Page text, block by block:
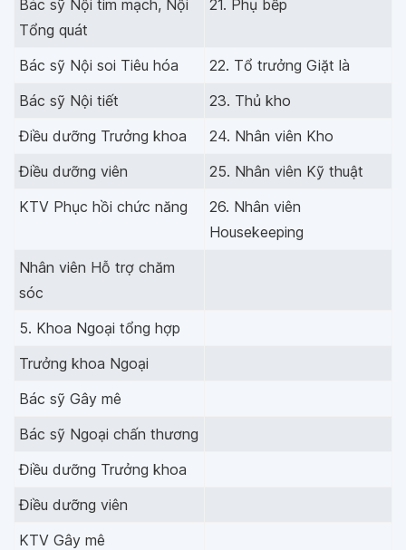
Bác sỹ Nội tim mạch, Nội
Tổng quát
21. Phụ bếp
Bác sỹ Nội soi Tiêu hóa
22. Tổ trưởng Giặt là
Bác sỹ Nội tiết
23. Thủ kho
Điều dưỡng Trưởng khoa
24. Nhân viên Kho
Điều dưỡng viên
25. Nhân viên Kỹ thuật
KTV Phục hồi chức năng
26. Nhân viên
Housekeeping
Nhân viên Hỗ trợ chăm
sóc
5. Khoa Ngoại tổng hợp
Trưởng khoa Ngoại
Bác sỹ Gây mê
Bác sỹ Ngoại chấn thương
Điều dưỡng Trưởng khoa
Điều dưỡng viên
KTV Gây mê